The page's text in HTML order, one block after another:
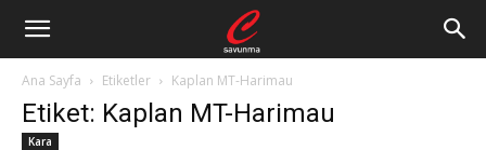
Ana Sayfa Etiketler Kaplan MT-Harimau
Etiket: Kaplan MT-Harimau
Kara